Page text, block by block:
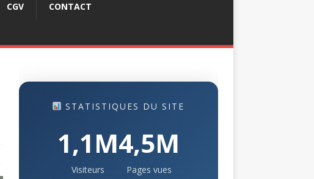
CGV CONTACT
STATISTIQUES DU SITE
1,1M
Visiteurs
4,5M
Pages vues